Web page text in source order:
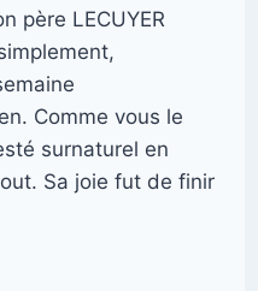
père LECUYER
Comme vous le
surnaturel en
Sa joie fut de finir